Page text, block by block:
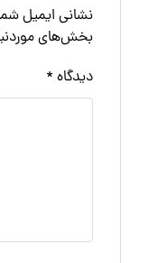
نشانی ایمیل
بخش‌های
دیدگاه *